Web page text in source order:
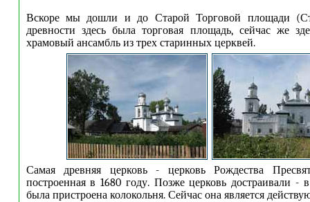
Вскоре мы дошли и до Старой Торговой площади
древности здесь была торговая площадь, сейчас же
храмовый ансамбль из трех старинных церквей.
Самая древняя церковь - церковь Рождества
построенная в 1680 году. Позже церковь достраивали -
была пристроена колокольня. Сейчас она является